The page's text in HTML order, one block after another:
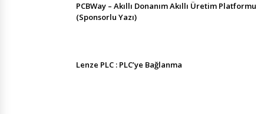
PCBWay – Akıllı Donanım Akıllı Üretim Platformu
(Sponsorlu Yazı)
Lenze PLC : PLC’ye Bağlanma